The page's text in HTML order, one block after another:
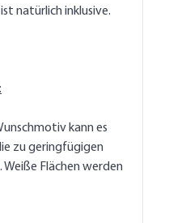
natürlich inklusive.
kann es
zu geringfügigen
Flächen werden